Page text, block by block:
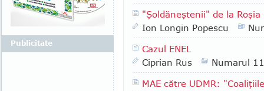
"Şoldăneştenii" de la Roşia
Ion Longin Popescu
Cazul ENEL
Ciprian Rus
Numarul
MAE către UDMR:
Publicitate